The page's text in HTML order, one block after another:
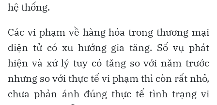
hệ thống.
Các vi phạm về hàng hóa trong thương mại
điện tử có xu hướng gia tăng. Số vụ phát
hiện và xử lý tuy có tăng so với năm trước
nhưng so với thực tế vi phạm thì còn rất nhỏ,
chưa phản ánh đúng thực tế tình trạng vi